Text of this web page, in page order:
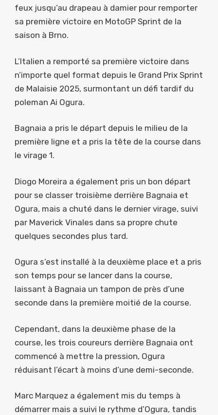
feux jusqu’au drapeau à damier pour remporter
sa première victoire en MotoGP Sprint de la
saison à Brno.
L’Italien a remporté sa première victoire dans
n’importe quel format depuis le Grand Prix Sprint
de Malaisie 2025, surmontant un défi tardif du
poleman Ai Ogura.
Bagnaia a pris le départ depuis le milieu de la
première ligne et a pris la tête de la course dans
le virage 1.
Diogo Moreira a également pris un bon départ
pour se classer troisième derrière Bagnaia et
Ogura, mais a chuté dans le dernier virage, suivi
par Maverick Vinales dans sa propre chute
quelques secondes plus tard.
Ogura s’est installé à la deuxième place et a pris
son temps pour se lancer dans la course,
laissant à Bagnaia un tampon de près d’une
seconde dans la première moitié de la course.
Cependant, dans la deuxième phase de la
course, les trois coureurs derrière Bagnaia ont
commencé à mettre la pression, Ogura
réduisant l’écart à moins d’une demi-seconde.
Marc Marquez a également mis du temps à
démarrer mais a suivi le rythme d’Ogura, tandis